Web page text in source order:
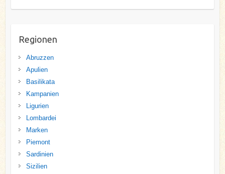
Regionen
Abruzzen
Apulien
Basilikata
Kampanien
Ligurien
Lombardei
Marken
Piemont
Sardinien
Sizilien